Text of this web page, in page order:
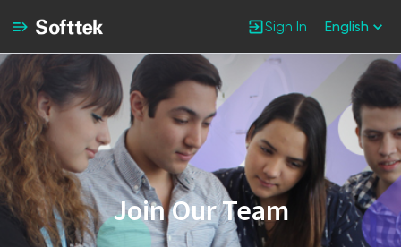
Sign In English
Single
Position
Join Our Team